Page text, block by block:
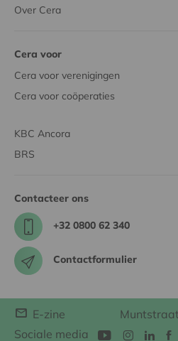
Over Cera
Cera voor
Cera voor verenigingen
Cera voor coöperaties
KBC Ancora
BRS
Contacteer ons
+32 0800 62 340
Contactformulier
E-zine
Sociale media